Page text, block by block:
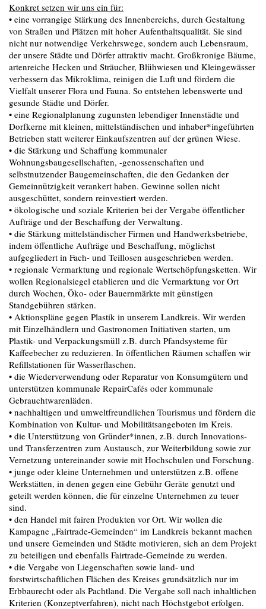
Konkret setzen wir uns ein für:
• eine vorrangige Stärkung des Innenbereichs, durch Gestaltung
von Straßen und Plätzen mit hoher Aufenthaltsqualität. Sie sind
nicht nur notwendige Verkehrswege, sondern auch Lebensraum,
der unsere Städte und Dörfer attraktiv macht. Großkronige Bäume,
artenreiche Hecken und Sträucher, Blühwiesen und Kleingewässer
verbessern das Mikroklima, reinigen die Luft und fördern die
Vielfalt unserer Flora und Fauna. So entstehen lebenswerte und
gesunde Städte und Dörfer.
• eine Regionalplanung zugunsten lebendiger Innenstädte und
Dorfkerne mit kleinen, mittelständischen und inhaber*ingeführten
Betrieben statt weiterer Einkaufszentren auf der grünen Wiese.
• die Stärkung und Schaffung kommunaler
Wohnungsbaugesellschaften, -genossenschaften und
selbstnutzender Baugemeinschaften, die den Gedanken der
Gemeinnützigkeit verankert haben. Gewinne sollen nicht
ausgeschüttet, sondern reinvestiert werden.
• ökologische und soziale Kriterien bei der Vergabe öffentlicher
Aufträge und der Beschaffung der Verwaltung.
• die Stärkung mittelständischer Firmen und Handwerksbetriebe,
indem öffentliche Aufträge und Beschaffung, möglichst
aufgegliedert in Fach- und Teillosen ausgeschrieben werden.
• regionale Vermarktung und regionale Wertschöpfungsketten. Wir
wollen Regionalsiegel etablieren und die Vermarktung vor Ort
durch Wochen, Öko- oder Bauernmärkte mit günstigen
Standgebühren stärken.
• Aktionspläne gegen Plastik in unserem Landkreis. Wir werden
mit Einzelhändlern und Gastronomen Initiativen starten, um
Plastik- und Verpackungsmüll z.B. durch Pfandsysteme für
Kaffeebecher zu reduzieren. In öffentlichen Räumen schaffen wir
Reﬁllstationen für Wasserﬂaschen.
• die Wiederverwendung oder Reparatur von Konsumgütern und
unterstützen kommunale RepairCafés oder kommunale
Gebrauchtwarenläden.
• nachhaltigen und umweltfreundlichen Tourismus und fördern die
Kombination von Kultur- und Mobilitätsangeboten im Kreis.
• die Unterstützung von Gründer*innen, z.B. durch Innovations-
und Transferzentren zum Austausch, zur Weiterbildung sowie zur
Vernetzung untereinander sowie mit Hochschulen und Forschung.
• junge oder kleine Unternehmen und unterstützen z.B. offene
Werkstätten, in denen gegen eine Gebühr Geräte genutzt und
geteilt werden können, die für einzelne Unternehmen zu teuer
sind.
• den Handel mit fairen Produkten vor Ort. Wir wollen die
Kampagne „Fairtrade-Gemeinden“ im Landkreis bekannt machen
und unsere Gemeinden und Städte motivieren, sich an dem Projekt
zu beteiligen und ebenfalls Fairtrade-Gemeinde zu werden.
• die Vergabe von Liegenschaften sowie land- und
forstwirtschaftlichen Flächen des Kreises grundsätzlich nur im
Erbbaurecht oder als Pachtland. Die Vergabe soll nach inhaltlichen
Kriterien (Konzeptverfahren), nicht nach Höchstgebot erfolgen.